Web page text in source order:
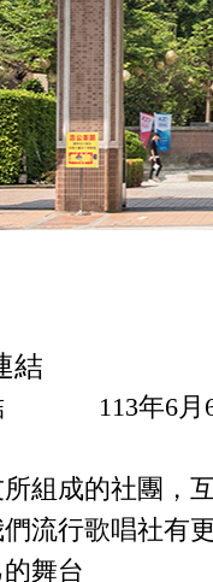
結
結 113年6月
組成的社團，
流行歌唱社有
舞台